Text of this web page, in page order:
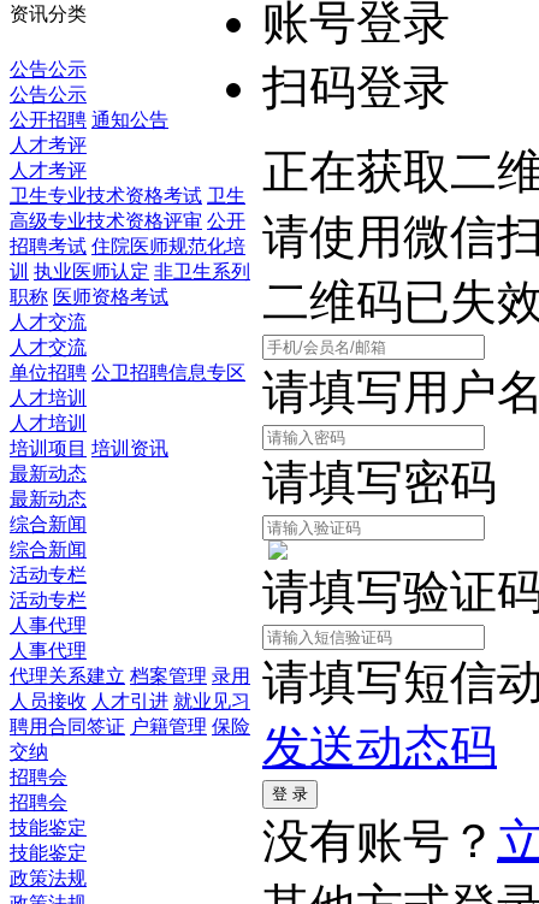
资讯分类
公告公示
公告公示
公开招聘 通知公告
人才考评
人才考评
卫生专业技术资格考试 卫生
高级专业技术资格评审 公开
招聘考试 住院医师规范化培
训 执业医师认定 非卫生系列
职称 医师资格考试
人才交流
人才交流
单位招聘 公卫招聘信息专区
人才培训
人才培训
培训项目 培训资讯
最新动态
最新动态
综合新闻
综合新闻
活动专栏
活动专栏
人事代理
人事代理
代理关系建立 档案管理 录用
人员接收 人才引进 就业见习
聘用合同签证 户籍管理 保险
交纳
招聘会
招聘会
技能鉴定
技能鉴定
政策法规
账号登录
扫码登录
正在获取二
请使用微信
二维码已失
请填写用户
请填写密码
请填写验证
请填写短信
发送动态码
没有账号？